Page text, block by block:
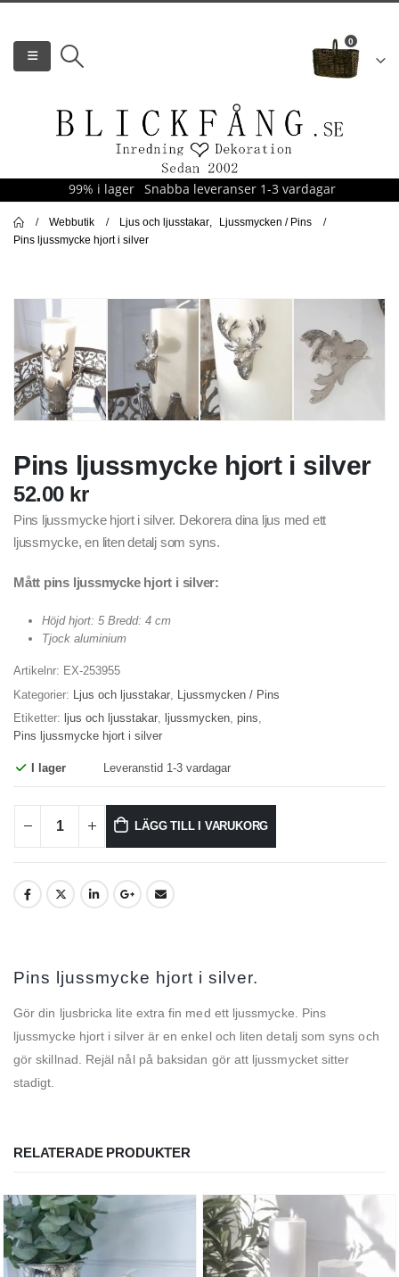
0
99% i lager Snabba leveranser 1-3 vardagar
Webbutik Ljus och ljusstakar
Ljussmycken / Pins
Pins ljussmycke hjort i silver
Pins ljussmycke hjort i silver
52.00 kr
Pins ljussmycke hjort i silver. Dekorera dina ljus med ett
ljussmycke, en liten detalj som syns.
Mått pins ljussmycke hjort i silver:
Höjd hjort: 5 Bredd: 4 cm
Tjock aluminium
Artikelnr: EX-253955
Kategorier: Ljus och ljusstakar Ljussmycken / Pins
Etiketter: ljus och ljusstakar, ljussmycken, pins,
Pins ljussmycke hjort i silver
I lager Leveranstid 1-3 vardagar
LÄGG TILL I VARUKORG
Pins ljussmycke hjort i silver.
Gör din ljusbricka lite extra fin med ett ljussmycke. Pins
ljussmycke hjort i silver är en enkel och liten detalj som syns och
gör skillnad. Rejäl nål på baksidan gör att ljussmycket sitter
stadigt.
RELATERADE PRODUKTER